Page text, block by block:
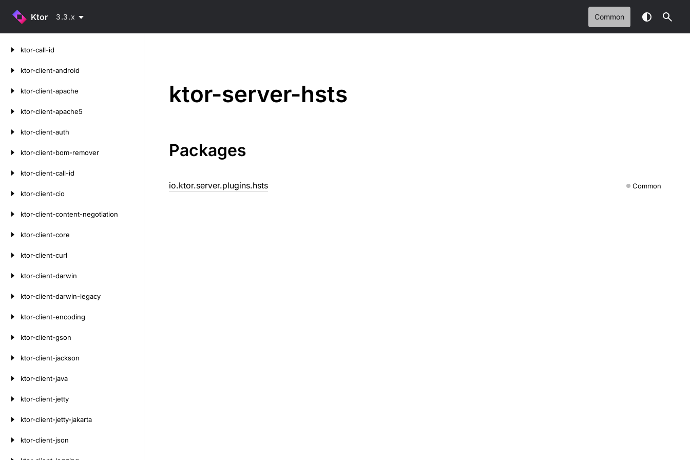
Ktor 3.3.x Common
ktor-call-id
ktor-client-android
ktor-client-apache
ktor-client-apache5
ktor-client-auth
ktor-client-bom-remover
ktor-client-call-id
ktor-client-cio
ktor-client-content-negotiation
ktor-client-core
ktor-client-curl
ktor-client-darwin
ktor-client-darwin-legacy
ktor-client-encoding
ktor-client-gson
ktor-client-jackson
ktor-client-java
ktor-client-jetty
ktor-client-jetty-jakarta
ktor-client-json
ktor-server-hsts
Packages
io.ktor.server.plugins.hsts Common